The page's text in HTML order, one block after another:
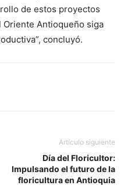
de estos proyectos
Antioqueño siga
concluyó.
Artículo siguiente
Día del Floricultor:
Impulsando el futuro de la
floricultura en Antioquia